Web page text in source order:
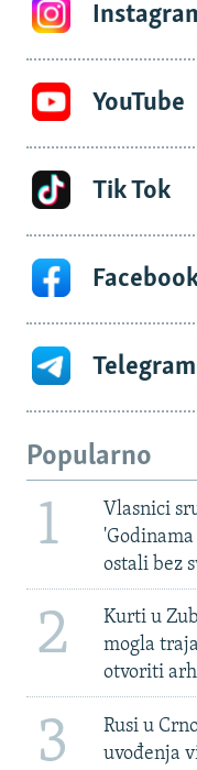
YouTube
Tik Tok
Telegram
Popularno
1
Vlasnici
ostali bez
2
Kurti u
mogla
otvoriti
3
Rusi u
uvođenja